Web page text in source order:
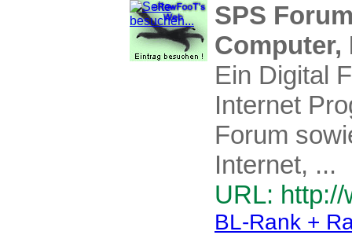
SPS
Computer,
Ein Digital
Internet
Forum
Internet, ...
URL:
BL-Rank +